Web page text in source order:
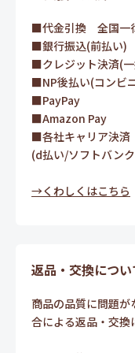
■代金引換 全国一
■銀行振込(前払い)
■クレジット決済(
■NP後払い(コンビ
■PayPay
■Amazon Pay
■各社キャリア決済
(d払い/ソフトバン
→くわしくはこちら
返品・交換につい
商品の品質に問題が
合による返品・交換